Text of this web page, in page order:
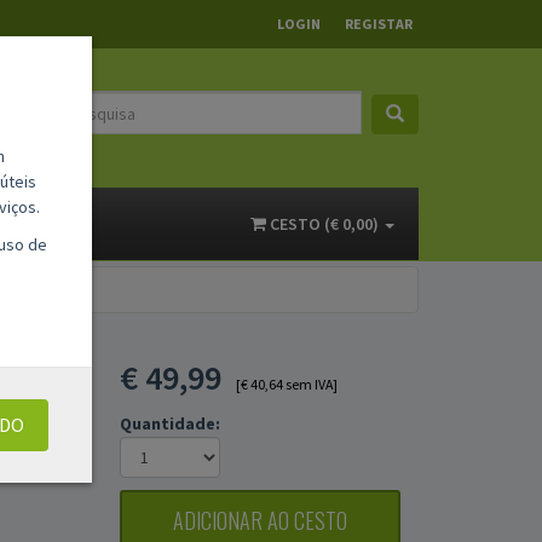
LOGIN REGISTAR
CESTO (€ 0,00)
€49,99 [€ 40,64 sem IVA]
Quantidade:
ADICIONAR AO CESTO
de